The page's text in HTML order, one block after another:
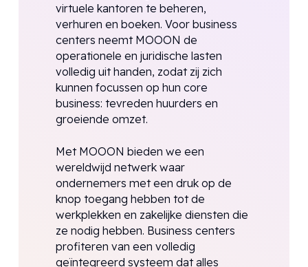
virtuele kantoren te beheren,
verhuren en boeken. Voor business
centers neemt MOOON de
operationele en juridische lasten
volledig uit handen, zodat zij zich
kunnen focussen op hun core
business: tevreden huurders en
groeiende omzet.
Met MOOON bieden we een
wereldwijd netwerk waar
ondernemers met een druk op de
knop toegang hebben tot de
werkplekken en zakelijke diensten die
ze nodig hebben. Business centers
profiteren van een volledig
geïntegreerd systeem dat alles